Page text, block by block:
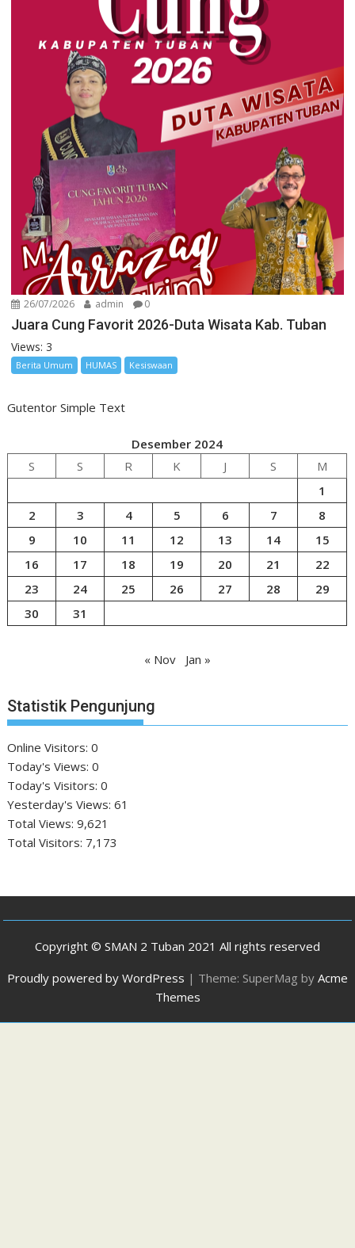
26/07/2026 admin 0
Juara Cung Favorit 2026-Duta Wisata Kab. Tuban
Views: 3
Berita Umum HUMAS Kesiswaan
Gutentor Simple Text
Desember 2024
S
S R K J S
M
1
2
3 4 5 6 7
8
9
10 11 12 13 14
15
16
17 18 19 20 21
22
23
24 25 26 27 28
29
30
31
« Nov Jan »
Statistik Pengunjung
Online Visitors:0
Today's Views:0
Today's Visitors:0
Yesterday's Views:61
Total Views:9,621
Total Visitors: 7,173
Copyright © SMAN 2 Tuban 2021 All rights reserved
Proudly powered by WordPress | Theme: SuperMag by Acme
Themes